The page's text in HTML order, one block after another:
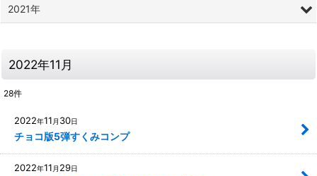
2022年11月
28件
2022年11 月 30日
チョコ版5弾すくみコンプ
2022年11 月 29日
2021年